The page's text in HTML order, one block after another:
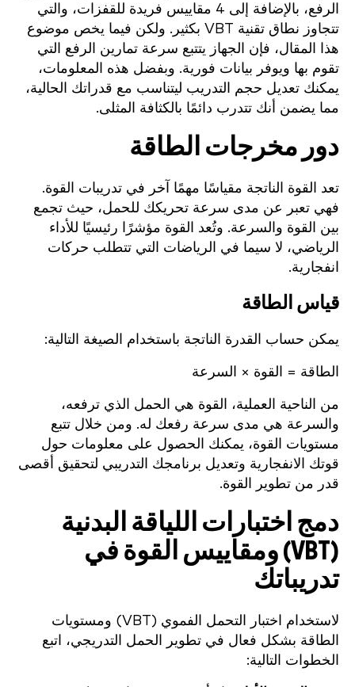
الرفع، بالإضافة إلى 4 مقاييس فريدة للقفزات، والتي
تتجاوز نطاق تقنية VBT بكثير. ولكن فيما يخص موضوع
هذا المقال، فإن الجهاز يتتبع سرعة تمارين الرفع التي
تقوم بها ويوفر بيانات فورية. وبفضل هذه المعلومات،
يمكنك تعديل حجم التدريب ليتناسب مع قدراتك الحالية،
مما يضمن أنك تتدرب دائمًا بالكثافة المثلى.
دور مخرجات الطاقة
تعد القوة الناتجة مقياسًا مهمًا آخر في تدريبات القوة.
فهي تعبر عن مدى سرعة تحريكك للحمل، حيث تجمع
بين القوة والسرعة. وتُعد القوة مؤشرًا رئيسيًا للأداء
الرياضي، لا سيما في الرياضات التي تتطلب حركات
انفجارية.
قياس الطاقة
يمكن حساب القدرة الناتجة باستخدام الصيغة التالية:
الطاقة = القوة × السرعة
من الناحية العملية، القوة هي الحمل الذي ترفعه،
والسرعة هي مدى سرعة رفعك له. ومن خلال تتبع
مستويات القوة، يمكنك الحصول على معلومات حول
قوتك الانفجارية وتعديل برنامجك التدريبي لتحقيق أقصى
قدر من تطوير القوة.
دمج اختبارات اللياقة البدنية
(VBT) ومقاييس القوة في
تدريباتك
لاستخدام اختبار التحمل الفموي (VBT) ومستويات
الطاقة بشكل فعال في تطوير الحمل التدريجي، اتبع
الخطوات التالية: